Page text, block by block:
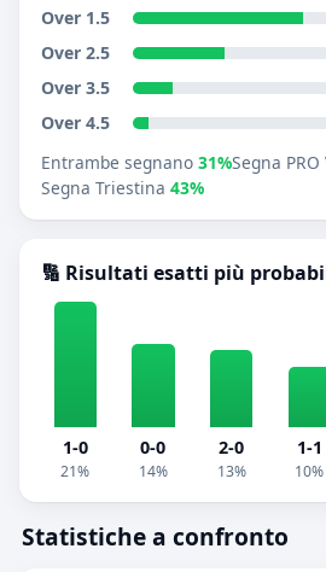
Over 1.5
Over 2.5
Over 3.5
Over 4.5
Entrambe segnano 31%Segna
Segna Triestina 43%
🔢 Risultati esatti più
1-0
21%
0-0
14%
2-0
13%
1-1
10%
Statistiche a confronto